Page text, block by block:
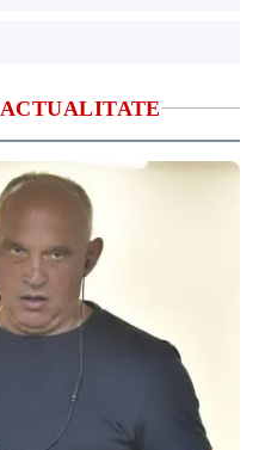
ACTUALITATE